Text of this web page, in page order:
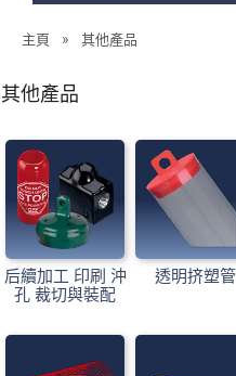
主頁 » 其他產品
其他產品
后續加工 印刷 沖
孔 裁切與裝配
透明挤塑管